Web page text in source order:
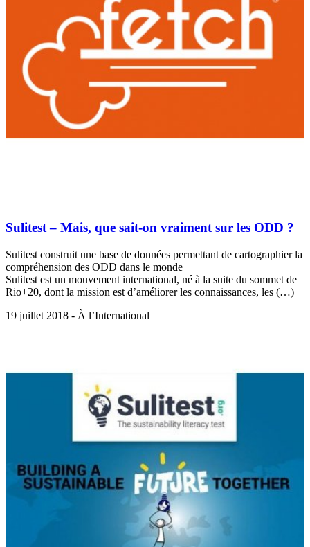
Sulitest – Mais, que sait-on vraiment sur les ODD ?
Sulitest construit une base de données permettant de cartographier la
compréhension des ODD dans le monde
Sulitest est un mouvement international, né à la suite du sommet de
Rio+20, dont la mission est d’améliorer les connaissances, les (…)
19 juillet 2018 - À l’International